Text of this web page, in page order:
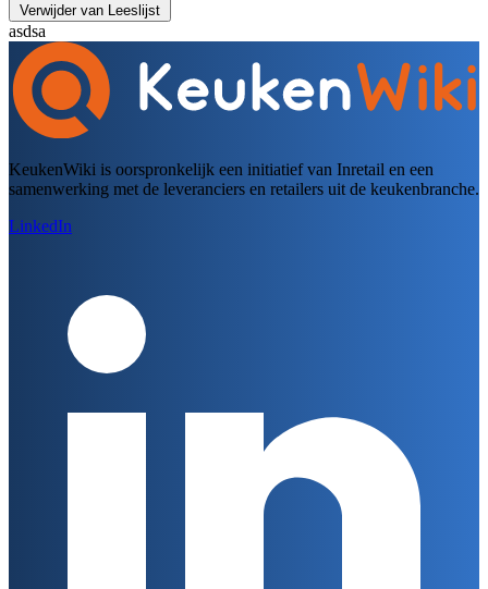
Verwijder van Leeslijst
asdsa
KeukenWiki is oorspronkelijk een initiatief van Inretail en een
samenwerking met de leveranciers en retailers uit de keukenbranche.
LinkedIn